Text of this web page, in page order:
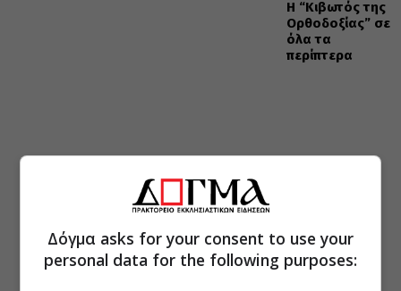
Η “Κιβωτός της
Ορθοδοξίας” σε
όλα τα
περίπτερα
Δόγμα asks for your consent to use your
personal data for the following purposes: